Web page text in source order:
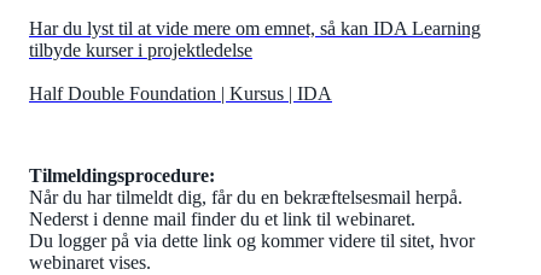
Har du lyst til at vide mere om emnet, så kan IDA Learning
tilbyde kurser i projektledelse
Half Double Foundation | Kursus | IDA
Tilmeldingsprocedure:
Når du har tilmeldt dig, får du en bekræftelsesmail herpå.
Nederst i denne mail finder du et link til webinaret.
Du logger på via dette link og kommer videre til sitet, hvor
webinaret vises.